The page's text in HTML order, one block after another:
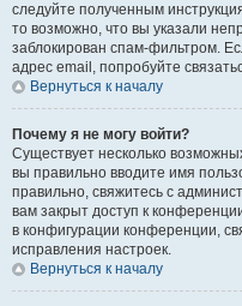
следуйте полученным
то возможно, что вы указали
заблокирован спам-фильтром.
адрес email, попробуйте
Вернуться к началу
Почему я не могу войти?
Существует несколько
вы правильно вводите имя
правильно, свяжитесь с
вам закрыт доступ к
в конфигурации конференции,
исправления настроек.
Вернуться к началу